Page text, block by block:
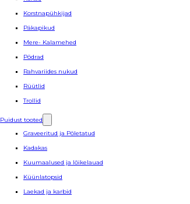
Korstnapühkijad
Päkapikud
Mere- Kalamehed
Põdrad
Rahvariides nukud
Rüütlid
Trollid
Puidust tooted
Graveeritud ja Põletatud
Kadakas
Kuumaalused ja lõikelauad
Küünlatopsid
Laekad ja karbid